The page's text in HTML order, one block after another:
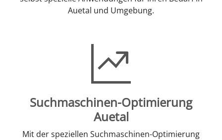
Auetal und Umgebung.
Suchmaschinen-Optimierung
Auetal
Mit der speziellen Suchmaschinen-Optimierung